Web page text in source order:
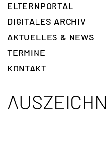
ELTERNPORTAL
DIGITALES ARCHIV
AKTUELLES & NEWS
TERMINE
KONTAKT